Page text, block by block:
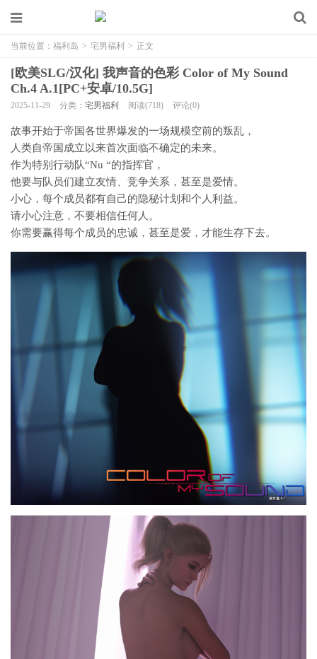
当前位置： 福利岛 > 宅男福利 > 正文
[欧美SLG/汉化] 我声音的色彩 Color of My Sound
Ch.4 A.1[PC+安卓/10.5G]
2025-11-29 分类： 宅男福利 阅读(718) 评论(0)
故事开始于帝国各世界爆发的一场规模空前的叛乱，
人类自帝国成立以来首次面临不确定的未来。
作为特别行动队“Nu “的指挥官，
他要与队员们建立友情、竞争关系，甚至是爱情。
小心，每个成员都有自己的隐秘计划和个人利益。
请小心注意，不要相信任何人。
你需要赢得每个成员的忠诚，甚至是爱，才能生存下去。